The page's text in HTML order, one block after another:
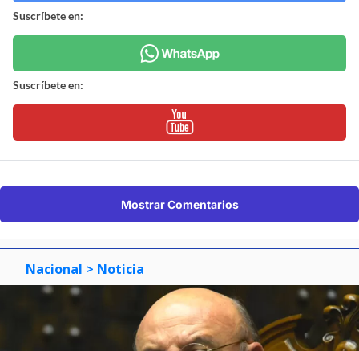
Suscríbete en:
Suscríbete en:
Mostrar Comentarios
Nacional > Noticia